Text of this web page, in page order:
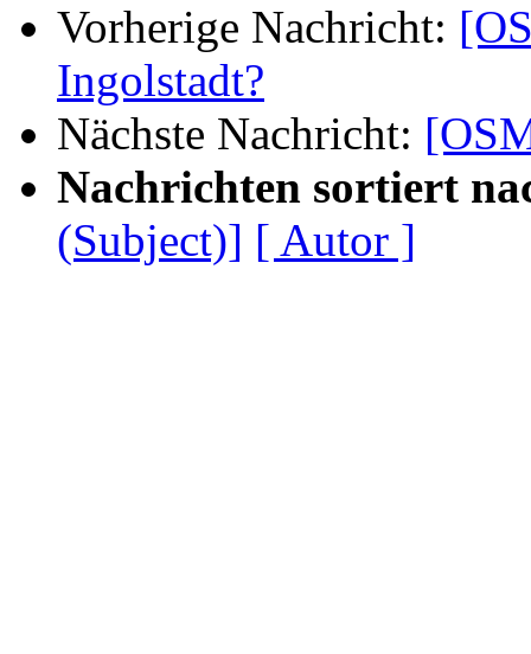
Vorherige Nachricht:
Ingolstadt?
Nächste Nachricht:
Nachrichten sortiert
(Subject)] [ Autor ]